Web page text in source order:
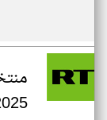
2025 من دور